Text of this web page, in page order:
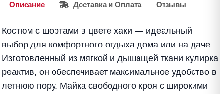
Описание Доставка и Оплата Отзывы
Костюм с шортами в цвете хаки — идеальный
выбор для комфортного отдыха дома или на даче.
Изготовленный из мягкой и дышащей ткани кулирка
реактив, он обеспечивает максимальное удобство в
летнюю пору. Майка свободного кроя с широкими